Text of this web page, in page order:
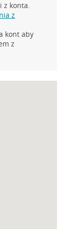
z konta.
z
kont aby
z